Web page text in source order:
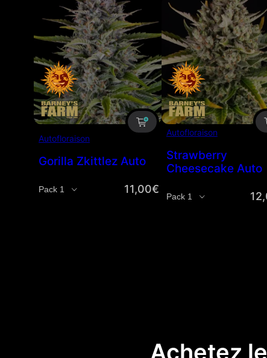
Autofloraison
Gorilla Zkittlez Auto
Quantité 11,00€
Autofloraison
Strawberry
Cheesecake Auto
Quantité
Achetez